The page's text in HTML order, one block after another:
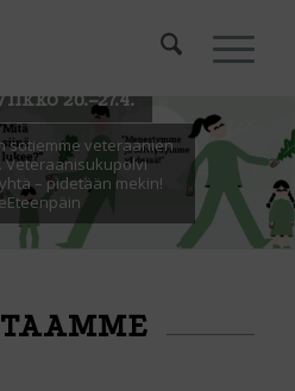
20.–27.4.
sotiemme veteraanien
– pidetään mekin!